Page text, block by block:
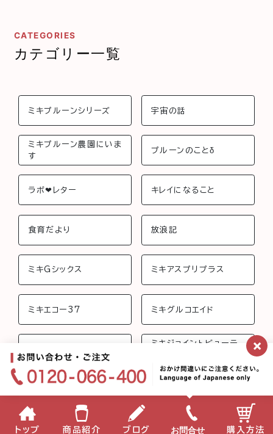
CATEGORIES
カテゴリー一覧
ミキプルーンシリーズ 宇宙の話
ミキプルーン農園にいま
す
プルーンのことδ
ラボ❤︎レター キレイになること
食育だより 放浪記
ミキGシックス ミキアスプリプラス
ミキエコー37 ミキグルコエイド
ミキジョイントビューテ
ミキフローライフ トリニ
ティ
ミキプロティーン95 ス
みらいげんき
×
トップ 商品紹介 ブログ お問合せ 購入方法